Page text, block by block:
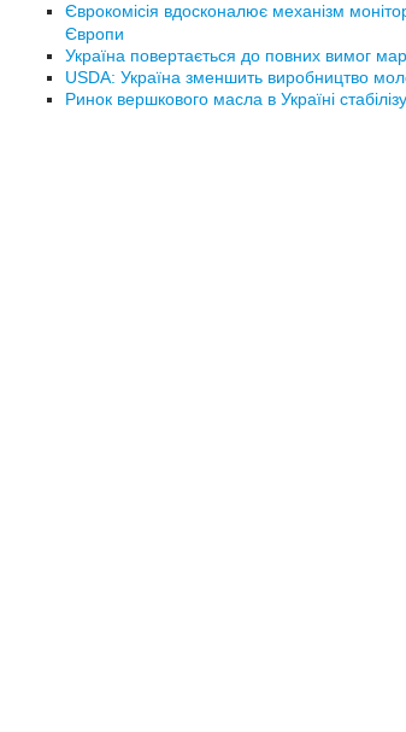
Єврокомісія вдосконалює механізм
Європи
Україна повертається до повних вимог
USDA: Україна зменшить виробництво
Ринок вершкового масла в Україні